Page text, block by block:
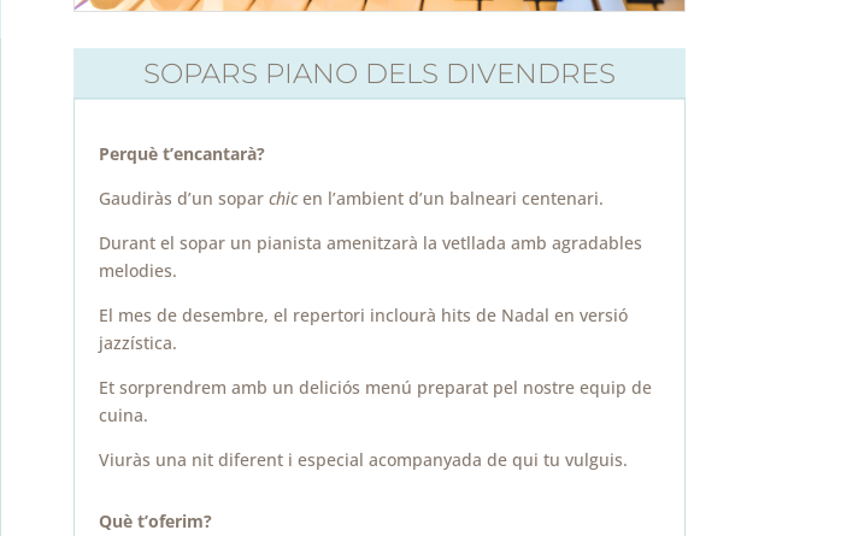
SOPARS PIANO DELS DIVENDRES
Perquè t’encantarà?
Gaudiràs d’un soparchicen l’ambient d’un balneari centenari.
Durant el sopar un pianista amenitzarà la vetllada amb agradables
melodies.
El mes de desembre, el repertori inclourà hits de Nadal en versió
jazzística.
Et sorprendrem amb un deliciós menú preparat pel nostre equip de
cuina.
Viuràs una nit diferent i especial acompanyada de qui tu vulguis.
Què t’oferim?